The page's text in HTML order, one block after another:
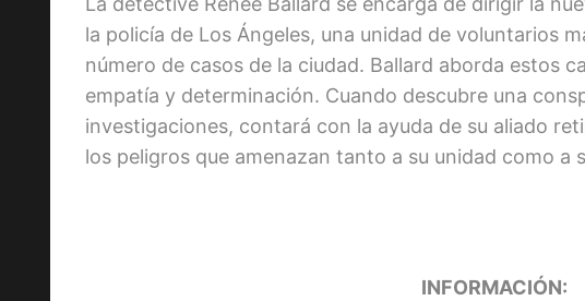
la policía de Los Ángeles, una unidad de voluntarios
número de casos de la ciudad. Ballard aborda estos
empatía y determinación. Cuando descubre una
investigaciones, contará con la ayuda de su aliado
los peligros que amenazan tanto a su unidad como a
INFORMACIÓN: